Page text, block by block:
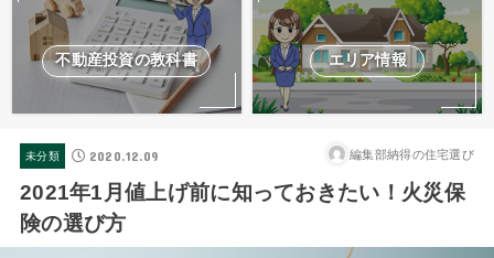
不動産投資の教科書 エリア情報
未分類 2020.12.09 編集部納得の住宅選び
2021年1月値上げ前に知っておきたい！火災保
険の選び方